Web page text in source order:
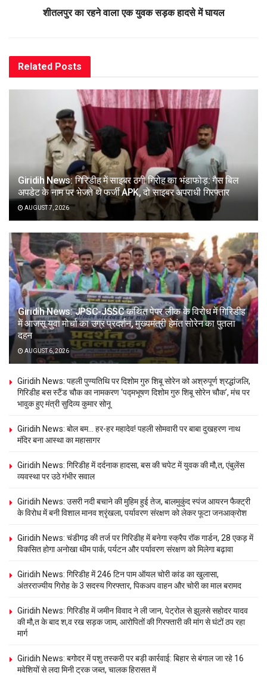
शीतलपुर का रहने वाला एक युवक सड़क हादसे में घायल
Related Posts
Giridih News: गिरिडीह में साइबर ठगी गिरोह का भंडाफोड़: गैस बिल
अपडेट के नाम पर भेजते थे फर्जी APK, दो साइबर अपराधी गिरफ्तार
AUGUST 7, 2026
Giridih News: JPSC-JSSC कथित पेपर लीक के विरोध में गिरिडीह
में आजसू युवा मोर्चा का उग्र प्रदर्शन, मुख्यमंत्री हेमंत सोरेन का पुतला
दहन
AUGUST 6, 2026
Giridih News: पहली पुण्यतिथि पर दिशोम गुरु शिबू सोरेन को अश्रुपूर्ण श्रद्धांजलि,
गिरिडीह बस स्टैंड चौक का नामकरण ‘पद्मभूषण दिशोम गुरु शिबू सोरेन चौक’, मंच पर
भावुक हुए मंत्री सुदिव्य कुमार सोनू
Giridih News: बोल बम… हर-हर महादेव! पहली सोमवारी पर बाबा दुखहरण नाथ
मंदिर बना आस्था का महासागर
Giridih News: गिरिडीह में दर्दनाक हादसा, बस की चपेट में युवक की मौ,त, एंबुलेंस
व्यवस्था पर उठे गंभीर सवाल
Giridih News: उसरी नदी बचाने की मुहिम हुई तेज, बालमुकुंद स्पंज आयरन फैक्ट्री
के विरोध में बनी विशाल मानव श्रृंखला, पर्यावरण संरक्षण को लेकर फूटा जनआक्रोश
Giridih News: चंडीगढ़ की तर्ज पर गिरिडीह में बनेगा स्क्रैप रॉक गार्डन, 28 एकड़ में
विकसित होगा अनोखा थीम पार्क, पर्यटन और पर्यावरण संरक्षण को मिलेगा बढ़ावा
Giridih News: गिरिडीह में 246 टिन पाम ऑयल चोरी कांड का खुलासा,
अंतरराज्यीय गिरोह के 3 सदस्य गिरफ्तार, पिकअप वाहन और चोरी का माल बरामद
Giridih News: गिरिडीह में जमीन विवाद ने ली जान, पेट्रोल से झुलसे सहोदर यादव
की मौ,त के बाद श,व रख सड़क जाम, आरोपितों की गिरफ्तारी की मांग से घंटों ठप रहा
मार्ग
Giridih News: बगोदर में पशु तस्करी पर बड़ी कार्रवाई: बिहार से बंगाल जा रहे 16
मवेशियों से लदा मिनी ट्रक जब्त, चालक हिरासत में